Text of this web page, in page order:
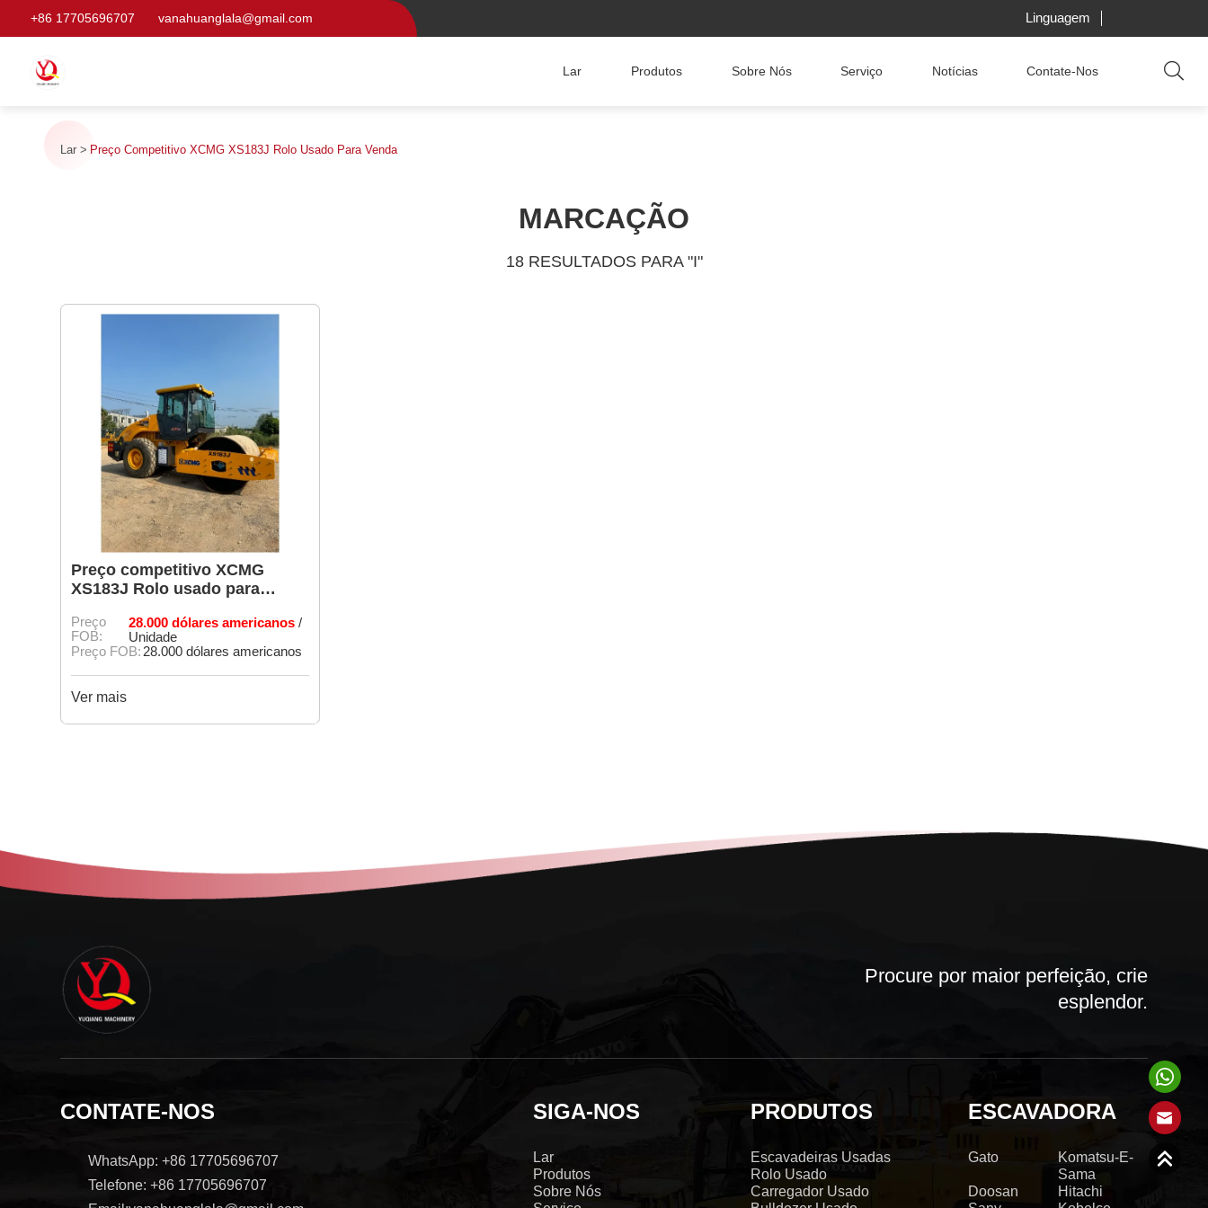
+86 17705696707 vanahuanglala@gmail.com Linguagem
Lar Produtos Sobre Nós Serviço Notícias Contate-Nos
Lar Preço Competitivo XCMG XS183J Rolo Usado Para Venda
MARCAÇÃO
18 RESULTADOS PARA "I"
Preço competitivo XCMG
XS183J Rolo usado para
Preço
FOB:
28.000 dólares americanos /
Unidade
Preço FOB: 28.000 dólares americanos
Ver mais
Procure por maior perfeição, crie
esplendor.
CONTATE-NOS
WhatsApp: +86 17705696707
Telefone: +86 17705696707
SIGA-NOS
Lar
Produtos
Sobre Nós
PRODUTOS
Escavadeiras Usadas
Rolo Usado
Carregador Usado
ESCAVADORA
Gato
Komatsu-E-
Sama
Doosan
Hitachi